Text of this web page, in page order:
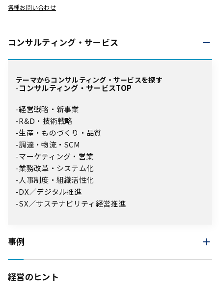
各種お問い合わせ
コンサルティング・ サービス
テーマからコンサルティング・サービスを探す
コンサルティング・サービスTOP
経営戦略・新事業
R&D・技術戦略
生産・ものづくり・品質
調達・物流・SCM
マーケティング・営業
業務改革・システム化
人事制度・組織活性化
DX／デジタル推進
SX／サステナビリティ経営推進
事例
経営のヒント